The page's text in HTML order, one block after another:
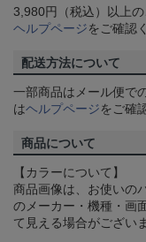
3,980円（税込）以上
ヘルプページをご確認
配送方法について
一部商品はメール便で
はヘルプページをご確
商品について
【カラーについて】
商品画像は、お使いの
のメーカー・機種・画
て見える場合がござい